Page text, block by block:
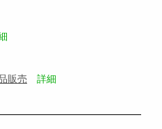
販売
詳細